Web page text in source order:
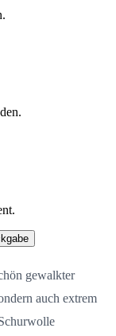
gewalkter
auch extrem